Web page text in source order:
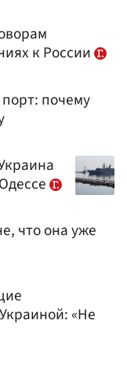
к России
почему
что она уже
«Не